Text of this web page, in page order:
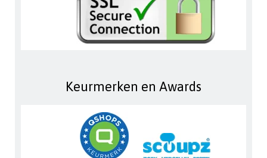
Keurmerken en Awards